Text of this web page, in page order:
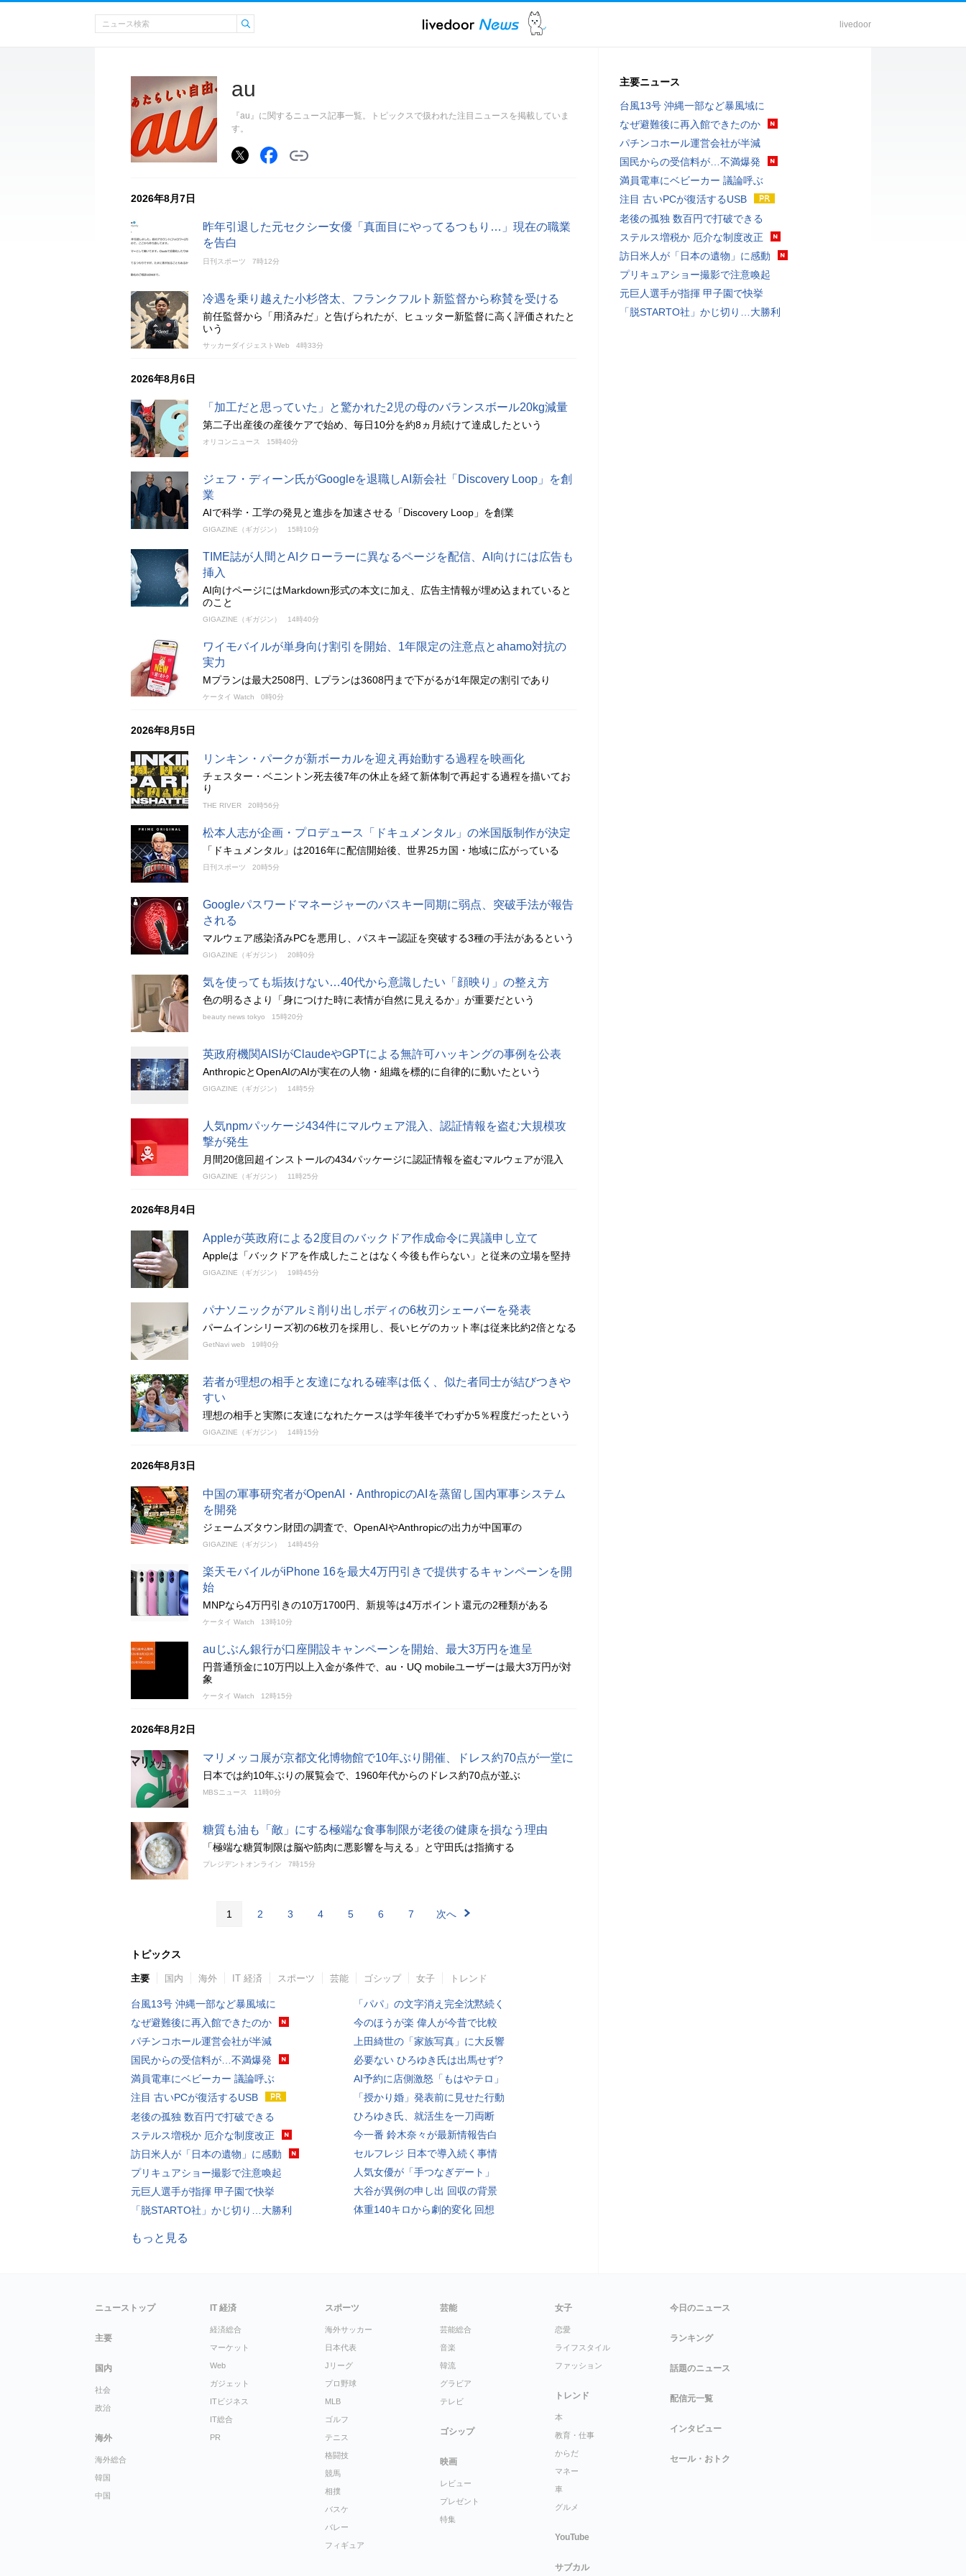
livedoor
au
『au』に関するニュース記事一覧。トピックスで扱われた注目ニュースを掲載していま
す。
2026年8月7日
昨年引退した元セクシー女優「真面目にやってるつもり…」現在の職業
を告白
日刊スポーツ 7時12分
冷遇を乗り越えた小杉啓太、フランクフルト新監督から称賛を受ける
前任監督から「用済みだ」と告げられたが、ヒュッター新監督に高く評価されたと
いう
サッカーダイジェストWeb 4時33分
2026年8月6日
「加工だと思っていた」と驚かれた2児の母のバランスボール20kg減量
第二子出産後の産後ケアで始め、毎日10分を約8ヵ月続けて達成したという
オリコンニュース 15時40分
ジェフ・ディーン氏がGoogleを退職しAI新会社「Discovery Loop」を創
業
AIで科学・工学の発見と進歩を加速させる「Discovery Loop」を創業
GIGAZINE（ギガジン） 15時10分
TIME誌が人間とAIクローラーに異なるページを配信、AI向けには広告も
挿入
AI向けページにはMarkdown形式の本文に加え、広告主情報が埋め込まれていると
のこと
GIGAZINE（ギガジン） 14時40分
ワイモバイルが単身向け割引を開始、1年限定の注意点とahamo対抗の
実力
Mプランは最大2508円、Lプランは3608円まで下がるが1年限定の割引であり
ケータイ Watch 0時0分
2026年8月5日
リンキン・パークが新ボーカルを迎え再始動する過程を映画化
チェスター・ベニントン死去後7年の休止を経て新体制で再起する過程を描いてお
り
THE RIVER 20時56分
松本人志が企画・プロデュース「ドキュメンタル」の米国版制作が決定
「ドキュメンタル」は2016年に配信開始後、世界25カ国・地域に広がっている
日刊スポーツ 20時5分
Googleパスワードマネージャーのパスキー同期に弱点、突破手法が報告
される
マルウェア感染済みPCを悪用し、パスキー認証を突破する3種の手法があるという
GIGAZINE（ギガジン） 20時0分
気を使っても垢抜けない…40代から意識したい「顔映り」の整え方
色の明るさより「身につけた時に表情が自然に見えるか」が重要だという
beauty news tokyo 15時20分
英政府機関AISIがClaudeやGPTによる無許可ハッキングの事例を公表
AnthropicとOpenAIのAIが実在の人物・組織を標的に自律的に動いたという
GIGAZINE（ギガジン） 14時5分
人気npmパッケージ434件にマルウェア混入、認証情報を盗む大規模攻
撃が発生
月間20億回超インストールの434パッケージに認証情報を盗むマルウェアが混入
GIGAZINE（ギガジン） 11時25分
2026年8月4日
Appleが英政府による2度目のバックドア作成命令に異議申し立て
Appleは「バックドアを作成したことはなく今後も作らない」と従来の立場を堅持
GIGAZINE（ギガジン） 19時45分
パナソニックがアルミ削り出しボディの6枚刃シェーバーを発表
パームインシリーズ初の6枚刃を採用し、長いヒゲのカット率は従来比約2倍となる
GetNavi web 19時0分
若者が理想の相手と友達になれる確率は低く、似た者同士が結びつきや
すい
理想の相手と実際に友達になれたケースは学年後半でわずか5％程度だったという
GIGAZINE（ギガジン） 14時15分
2026年8月3日
中国の軍事研究者がOpenAI・AnthropicのAIを蒸留し国内軍事システム
を開発
ジェームズタウン財団の調査で、OpenAIやAnthropicの出力が中国軍の
GIGAZINE（ギガジン） 14時45分
楽天モバイルがiPhone 16を最大4万円引きで提供するキャンペーンを開
始
MNPなら4万円引きの10万1700円、新規等は4万ポイント還元の2種類がある
ケータイ Watch 13時10分
auじぶん銀行が口座開設キャンペーンを開始、最大3万円を進呈
円普通預金に10万円以上入金が条件で、au・UQ mobileユーザーは最大3万円が対
象
ケータイ Watch 12時15分
2026年8月2日
マリメッコ展が京都文化博物館で10年ぶり開催、ドレス約70点が一堂に
日本では約10年ぶりの展覧会で、1960年代からのドレス約70点が並ぶ
MBSニュース 11時0分
糖質も油も「敵」にする極端な食事制限が老後の健康を損なう理由
「極端な糖質制限は脳や筋肉に悪影響を与える」と守田氏は指摘する
プレジデントオンライン 7時15分
1 2 3 4 5 6 7 次へ
トピックス
主要 国内 海外 IT 経済 スポーツ 芸能 ゴシップ 女子 トレンド
台風13号 沖縄一部など暴風域に
なぜ避難後に再入館できたのか
パチンコホール運営会社が半減
国民からの受信料が…不満爆発
満員電車にベビーカー 議論呼ぶ
注目 古いPCが復活するUSB
老後の孤独 数百円で打破できる
ステルス増税か 厄介な制度改正
訪日米人が「日本の遺物」に感動
プリキュアショー撮影で注意喚起
元巨人選手が指揮 甲子園で快挙
「脱STARTO社」かじ切り…大勝利
「パパ」の文字消え完全沈黙続く
今のほうが楽 偉人が今昔で比較
上田綺世の「家族写真」に大反響
必要ない ひろゆき氏は出馬せず?
AI予約に店側激怒「もはやテロ」
「授かり婚」発表前に見せた行動
ひろゆき氏、就活生を一刀両断
今一番 鈴木奈々が最新情報告白
セルフレジ 日本で導入続く事情
人気女優が「手つなぎデート」
大谷が異例の申し出 回収の背景
体重140キロから劇的変化 回想
もっと見る
主要ニュース
台風13号 沖縄一部など暴風域に
なぜ避難後に再入館できたのか
パチンコホール運営会社が半減
国民からの受信料が…不満爆発
満員電車にベビーカー 議論呼ぶ
注目 古いPCが復活するUSB
老後の孤独 数百円で打破できる
ステルス増税か 厄介な制度改正
訪日米人が「日本の遺物」に感動
プリキュアショー撮影で注意喚起
元巨人選手が指揮 甲子園で快挙
「脱STARTO社」かじ切り…大勝利
ニューストップ
主要
国内
社会
政治
海外
海外総合
韓国
中国
IT 経済
経済総合
マーケット
Web
ガジェット
ITビジネス
IT総合
PR
スポーツ
海外サッカー
日本代表
Jリーグ
プロ野球
MLB
ゴルフ
テニス
格闘技
競馬
相撲
バスケ
バレー
フィギュア
芸能
芸能総合
音楽
韓流
グラビア
テレビ
ゴシップ
映画
レビュー
プレゼント
特集
女子
恋愛
ライフスタイル
ファッション
トレンド
本
教育・仕事
からだ
マネー
車
グルメ
YouTube
サブカル
今日のニュース
ランキング
話題のニュース
配信元一覧
インタビュー
セール・おトク